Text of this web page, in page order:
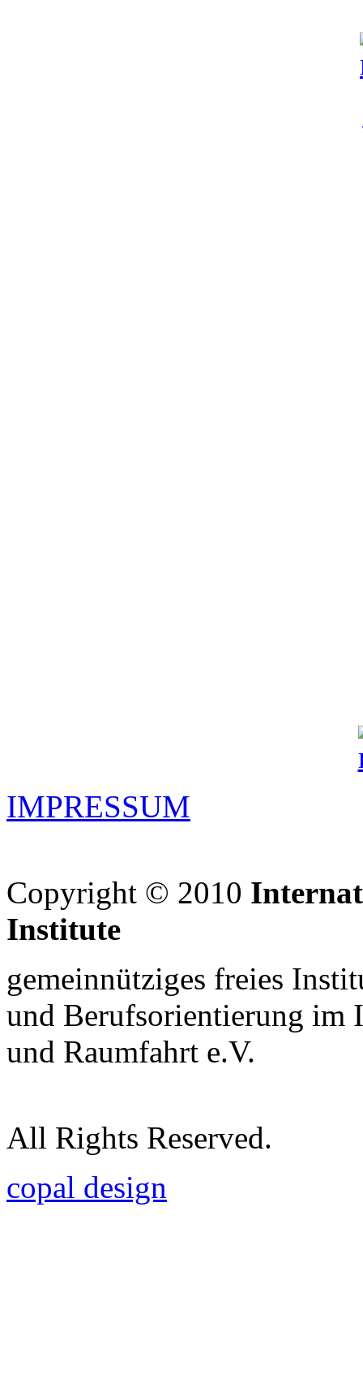
IMPRESSUM
Copyright © 2010
Institute
gemeinnütziges freies
und Berufsorientierung im
und Raumfahrt e.V.
All Rights Reserved.
copal design